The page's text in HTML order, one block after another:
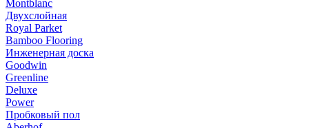
Montblanc
Двухслойная
Royal Parket
Bamboo Flooring
Инженерная доска
Goodwin
Greenline
Deluxe
Power
Пробковый пол